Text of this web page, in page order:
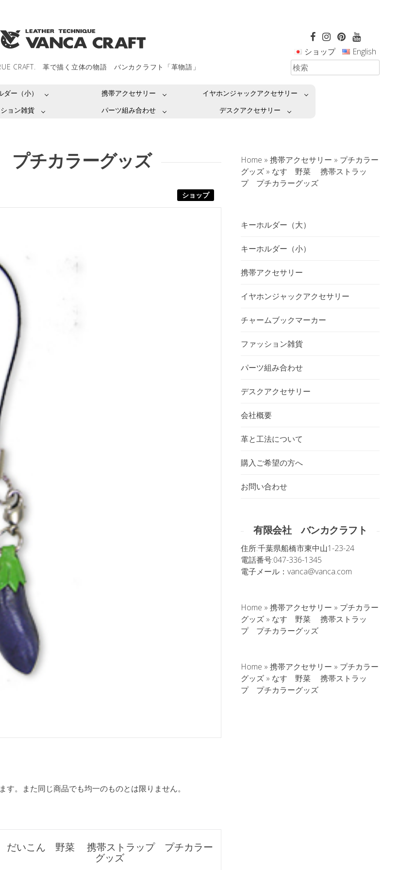
CRAFT. 革で描く立体の物語 バンカクラフト「革物語」
ショップ English
ダー（小） 携帯アクセサリー
イヤホンジャックアクセサリー
ョン雑貨 パーツ組み合わせ デスクアクセサリー
チカラーグッズ
ショップ
。また同じ商品でも均一のものとは限りません。
だいこん 野菜 携帯ストラップ プチカラー
グッズ
Home » 携帯アクセサリー » プチカラー
グッズ » なす 野菜 携帯ストラッ
プ プチカラーグッズ
キーホルダー（大）
キーホルダー（小）
携帯アクセサリー
イヤホンジャックアクセサリー
チャームブックマーカー
ファッション雑貨
パーツ組み合わせ
デスクアクセサリー
会社概要
革と工法について
購入ご希望の方へ
お問い合わせ
有限会社 バンカクラフト
住所:千葉県船橋市東中山1-23-24
電話番号:047-336-1345
電子メール： vanca@vanca.com
Home » 携帯アクセサリー » プチカラー
グッズ » なす 野菜 携帯ストラッ
プ プチカラーグッズ
Home » 携帯アクセサリー » プチカラー
グッズ » なす 野菜 携帯ストラッ
プ プチカラーグッズ